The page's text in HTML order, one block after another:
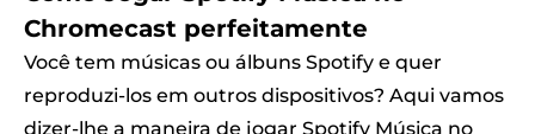
Chromecast perfeitamente
Você tem músicas ou álbuns Spotify e quer
reproduzi-los em outros dispositivos? Aqui vamos
dizer-lhe a maneira de jogar Spotify Música no